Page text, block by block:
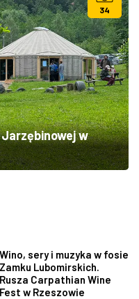
34
w
Wino, sery i muzyka w fosie
Zamku Lubomirskich.
Rusza Carpathian Wine
Fest w Rzeszowie